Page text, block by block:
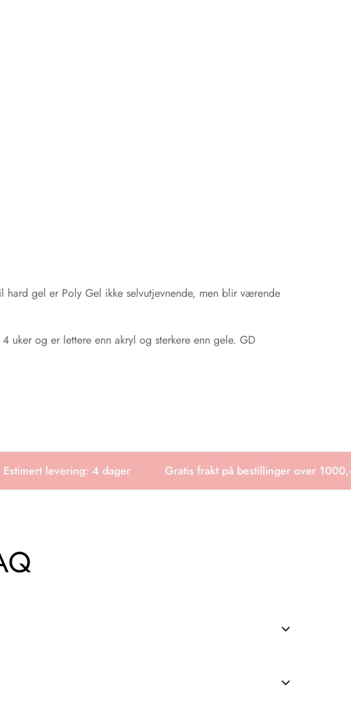
gel er Poly Gel ikke selvutjevnende, men blir værende
uker og er lettere enn akryl og sterkere enn gele. GD
Estimert levering: 4 dager Gratis frakt på bestillinger over 1000,-